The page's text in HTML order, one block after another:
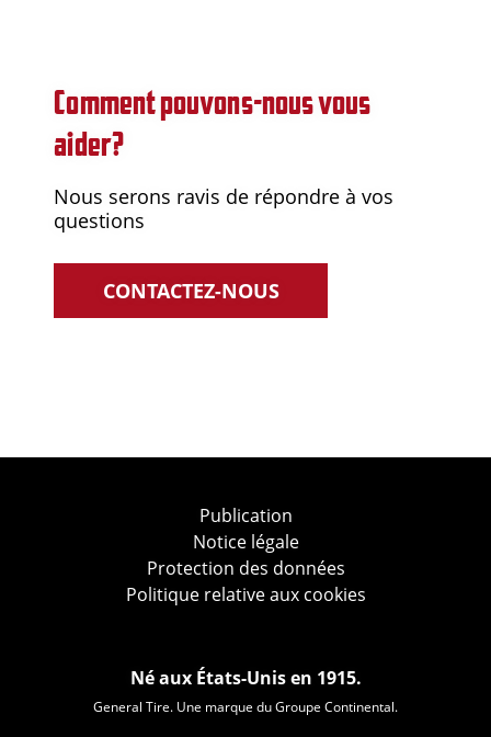
Comment pouvons-nous vous
aider?
Nous serons ravis de répondre à vos
questions
CONTACTEZ-NOUS
Publication
Notice légale
Protection des données
Politique relative aux cookies
Né aux États-Unis en 1915.
General Tire. Une marque du Groupe Continental.